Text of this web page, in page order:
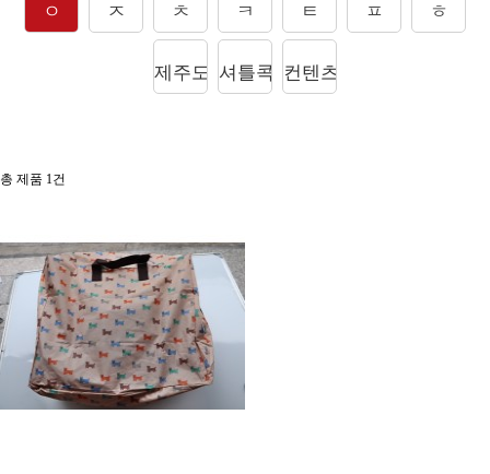
ㅇ ㅈ ㅊ ㅋ ㅌ ㅍ ㅎ
제주도상품셔틀콕 컨텐츠
총 제품 1건